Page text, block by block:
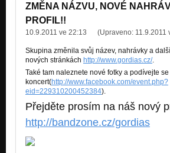
ZMĚNA NÁZVU, NOVÉ
PROFIL!!
10.9.2011 ve 22:13 (Upraveno: 11.9.2011
Skupina změnila svůj název, nahrávky a
nových stránkách http://www.gordias.cz/.
Také tam naleznete nové fotky a podívejte
koncert(http://www.facebook.com/event.php?
eid=229310200452384).
Přejděte prosím na náš nový
http://bandzone.cz/gordias